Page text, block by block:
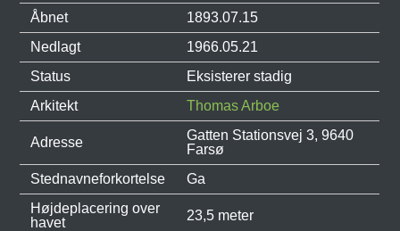
Åbnet
1893.07.15
Nedlagt
1966.05.21
Status
Eksisterer stadig
Arkitekt
Thomas Arboe
Adresse
Gatten Stationsvej 3, 9640
Farsø
Stednavneforkortelse
Ga
Højdeplacering over
havet
23,5 meter